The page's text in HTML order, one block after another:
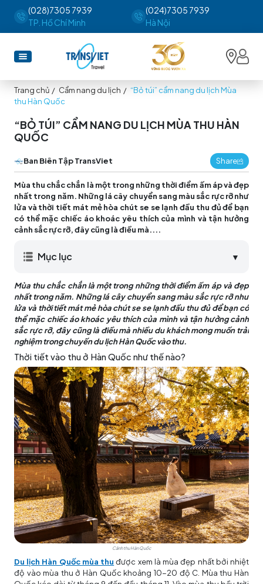
(028)7305 7939
TP. Hồ Chí Minh
(024)7305 7939
Hà Nội
Trang chủ / Cẩm nang du lịch / “Bỏ túi” cẩm nang du lịch Mùa
thu Hàn Quốc
“BỎ TÚI” CẨM NANG DU LỊCH MÙA THU HÀN
QUỐC
Ban Biên Tập TransViet Share
Mùa thu chắc chắn là một trong những thời điểm ấm áp và đẹp
nhất trong năm. Những lá cây chuyển sang màu sắc rực rỡ như
lửa và thời tiết mát mẻ hòa chút se se lạnh đầu thu đủ để bạn
có thể mặc chiếc áo khoác yêu thích của mình và tận hưởng
cảnh sắc rực rỡ, đây cũng là điều mà....
Mục lục ▼
Mùa thu chắc chắn là một trong những thời điểm ấm áp và đẹp
nhất trong năm. Những lá cây chuyển sang màu sắc rực rỡ như
lửa và thời tiết mát mẻ hòa chút se se lạnh đầu thu đủ để bạn có
thể mặc chiếc áo khoác yêu thích của mình và tận hưởng cảnh
sắc rực rỡ, đây cũng là điều mà nhiều du khách mong muốn trải
nghiệm trong chuyến du lịch Hàn Quốc vào thu.
Thời tiết vào thu ở Hàn Quốc như thế nào?
Cảnh thu Hàn Quốc
Du lịch Hàn Quốc mùa thu được xem là mùa đẹp nhất bởi nhiệt
độ vào mùa thu ở Hàn Quốc khoảng 10-20 độ C. Mùa thu Hàn